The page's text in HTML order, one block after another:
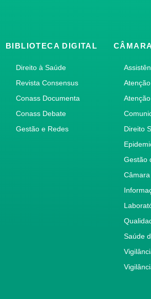
BIBLIOTECA DIGITAL
Direito à Saúde
Revista Consensus
Conass Documenta
Conass Debate
Gestão e Redes
Direito
Gestão
Saúde